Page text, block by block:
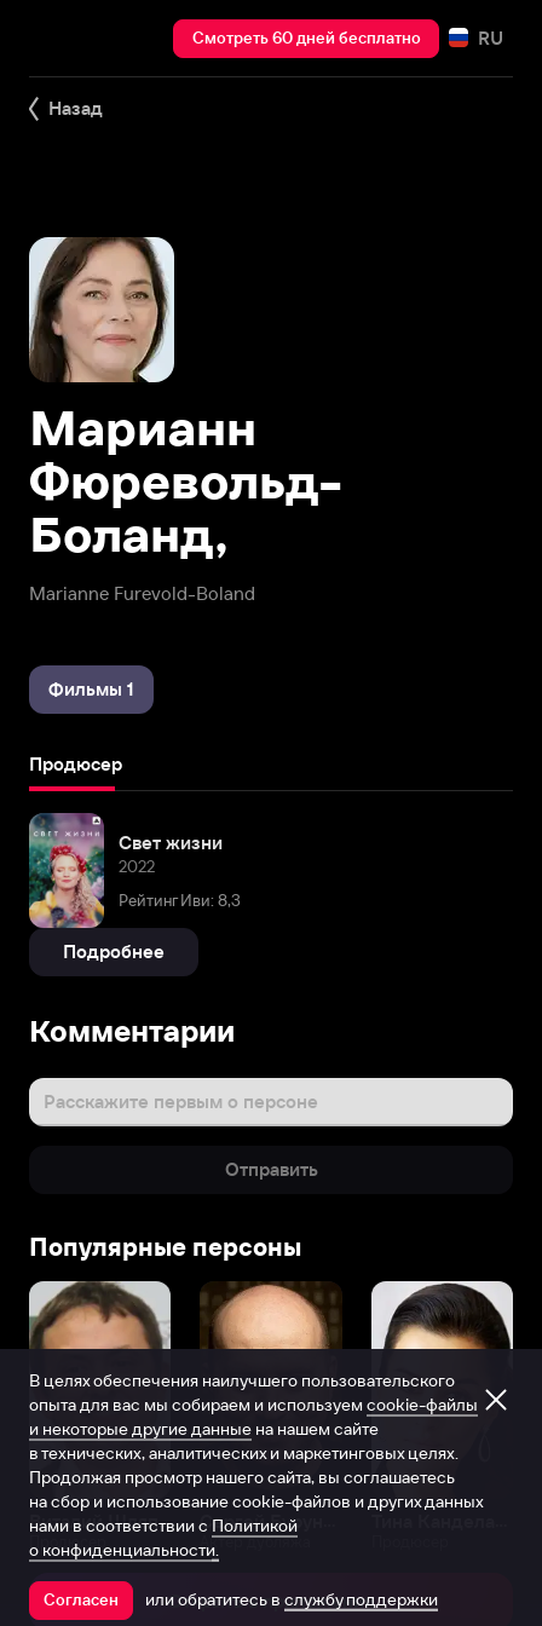
Смотреть 60 дней бесплатно RU
Назад
Marianne Furevold-Boland
Марианн
Фюревольд-
Боланд,
Фильмы 1
Продюсер
Свет жизни
2022
Рейтинг Иви: 8,3
Подробнее
Комментарии
Расскажите первым о персоне
Отправить
Популярные персоны
Виталий Шляппо
Продюсер Актёр дубляжа
Открыть в приложении
В целях обеспечения наилучшего пользовательского
опыта для вас мы собираем и используем cookie-файлы
и некоторые другие данные на нашем сайте
в технических, аналитических и маркетинговых целях.
Продолжая просмотр нашего сайта, вы соглашаетесь
на сбор и использование cookie-файлов и других данных
нами в соответствии с Политикой
о конфиденциальности.
Согласен или обратитесь в службу поддержки